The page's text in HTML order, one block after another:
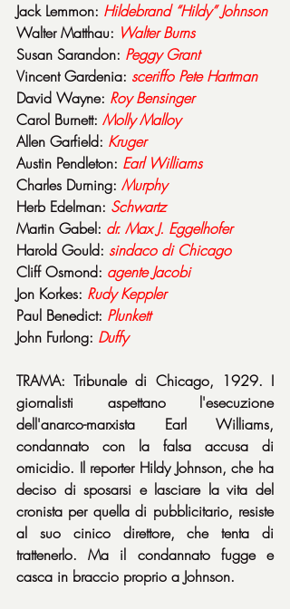
Jack Lemmon: Hildebrand “Hildy” Johnson
Walter Matthau: Walter Burns
Susan Sarandon: Peggy Grant
Vincent Gardenia: sceriffo Pete Hartman
David Wayne: Roy Bensinger
Carol Burnett: Molly Malloy
Allen Garfield: Kruger
Austin Pendleton: Earl Williams
Charles Durning: Murphy
Herb Edelman: Schwartz
Martin Gabel: dr. Max J. Eggelhofer
Harold Gould: sindaco di Chicago
Cliff Osmond: agente Jacobi
Jon Korkes: Rudy Keppler
Paul Benedict: Plunkett
John Furlong: Duffy
TRAMA: Tribunale di Chicago, 1929. I
giornalisti aspettano l'esecuzione
dell'anarco-marxista Earl Williams,
condannato con la falsa accusa di
omicidio. Il reporter Hildy Johnson, che ha
deciso di sposarsi e lasciare la vita del
cronista per quella di pubblicitario, resiste
al suo cinico direttore, che tenta di
trattenerlo. Ma il condannato fugge e
casca in braccio proprio a Johnson.